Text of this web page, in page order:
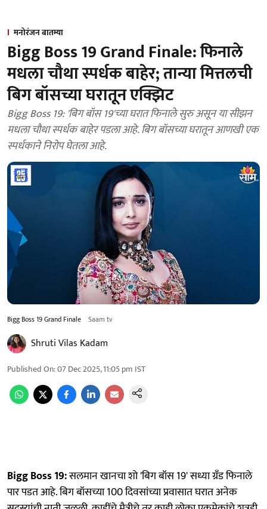
मनोरंजन बातम्या
Bigg Boss 19 Grand Finale: फिनाले
मधला चौथा स्पर्धक बाहेर; तान्या मित्तलची
बिग बॉसच्या घरातून एक्झिट
Bigg Boss 19: 'बिग बॉस 19'च्या घरात फिनाले सुरु असून या सीझन
मधला चौथा स्पर्धक बाहेर पडला आहे. बिग बॉसच्या घरातून आणखी एक
स्पर्धकाने निरोप घेतला आहे.
Bigg Boss 19 Grand Finale Saam tv
Shruti Vilas Kadam
Published On:07 Dec 2025, 11:05 pm IST
Bigg Boss 19:सलमान खानचा शो 'बिग बॉस 19' सध्या ग्रँड फिनाले
पार पडत आहे. बिग बॉसच्या 100 दिवसांच्या प्रवासात घरात अनेक